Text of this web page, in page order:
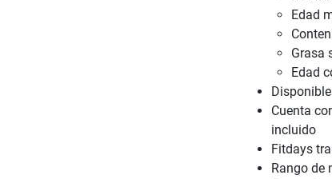
Edad
Grasa
Edad
Cuenta
incluido
Fitdays
Rango de